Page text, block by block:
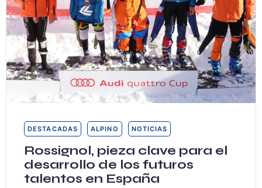
DESTACADAS ALPINO NOTICIAS
Rossignol, pieza clave para el
desarrollo de los futuros
talentos en España